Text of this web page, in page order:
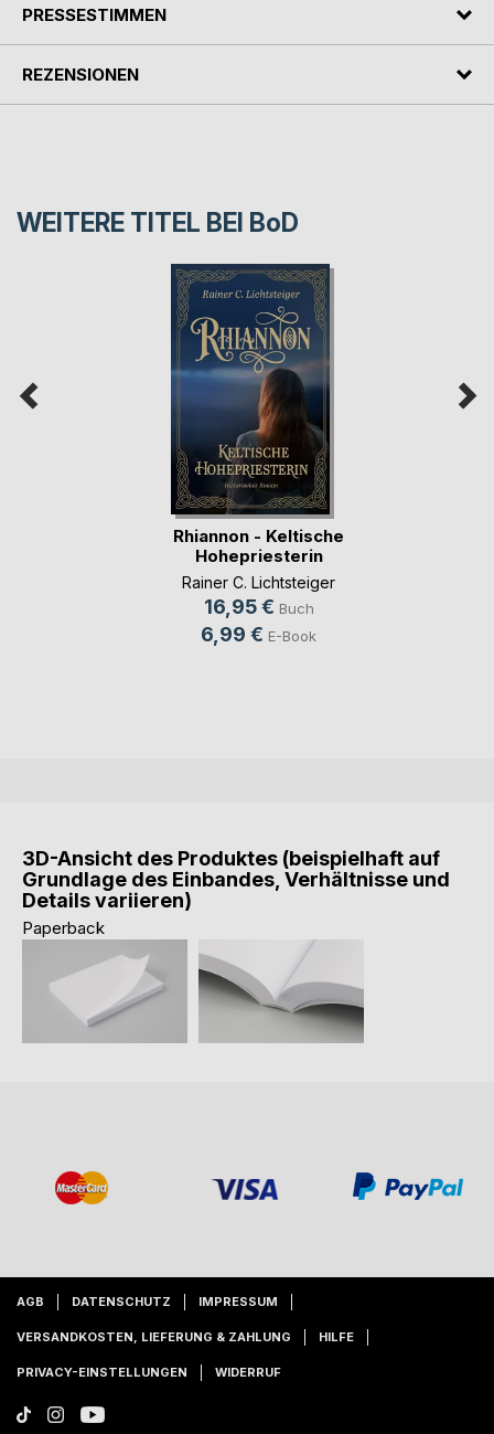
PRESSESTIMMEN
REZENSIONEN
WEITERE TITEL BEI BoD
Rhiannon - Keltische
Hohepriesterin
Rainer C. Lichtsteiger
16,95 € Buch
6,99 € E-Book
3D-Ansicht des Produktes (beispielhaft auf
Grundlage des Einbandes, Verhältnisse und
Details variieren)
Paperback
AGB DATENSCHUTZ IMPRESSUM
VERSANDKOSTEN, LIEFERUNG & ZAHLUNG HILFE
PRIVACY-EINSTELLUNGEN WIDERRUF